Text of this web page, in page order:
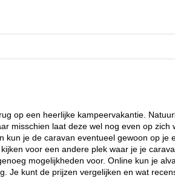
op een heerlijke kampeervakantie.
misschien laat deze wel nog even op zich
kun je de caravan eventueel gewoon op je
voor een andere plek waar je je
mogelijkheden voor. Online kun je
Je kunt de prijzen vergelijken en wat